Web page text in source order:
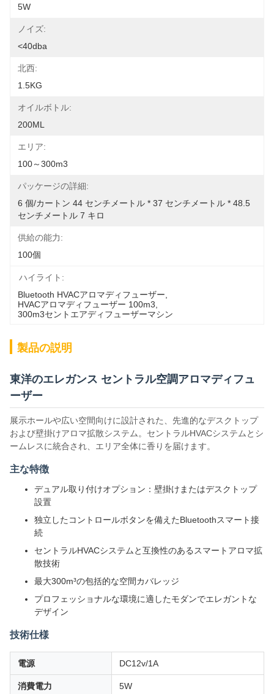
5W
ノイズ:
<40dba
北西:
1.5KG
オイルボトル:
200ML
エリア:
100～300m3
パッケージの詳細:
6 個/カートン 44 センチメートル * 37 センチメートル * 48.5
センチメートル 7 キロ
供給の能力:
100個
ハイライト:
Bluetooth HVACアロマディフューザー
HVACアロマディフューザー 100m3
300m3セントエアディフューザーマシン
製品の説明
東洋のエレガンス セントラル空調アロマディフュ
ーザー
展示ホールや広い空間向けに設計された、先進的なデスクトップ
および壁掛けアロマ拡散システム。セントラルHVACシステムとシ
ームレスに統合され、エリア全体に香りを届けます。
主な特徴
デュアル取り付けオプション：壁掛けまたはデスクトップ
設置
独立したコントロールボタンを備えたBluetoothスマート接
続
セントラルHVACシステムと互換性のあるスマートアロマ拡
散技術
最大300m³の包括的な空間カバレッジ
プロフェッショナルな環境に適したモダンでエレガントな
デザイン
技術仕様
電源 DC12v/1A
消費電力 5W